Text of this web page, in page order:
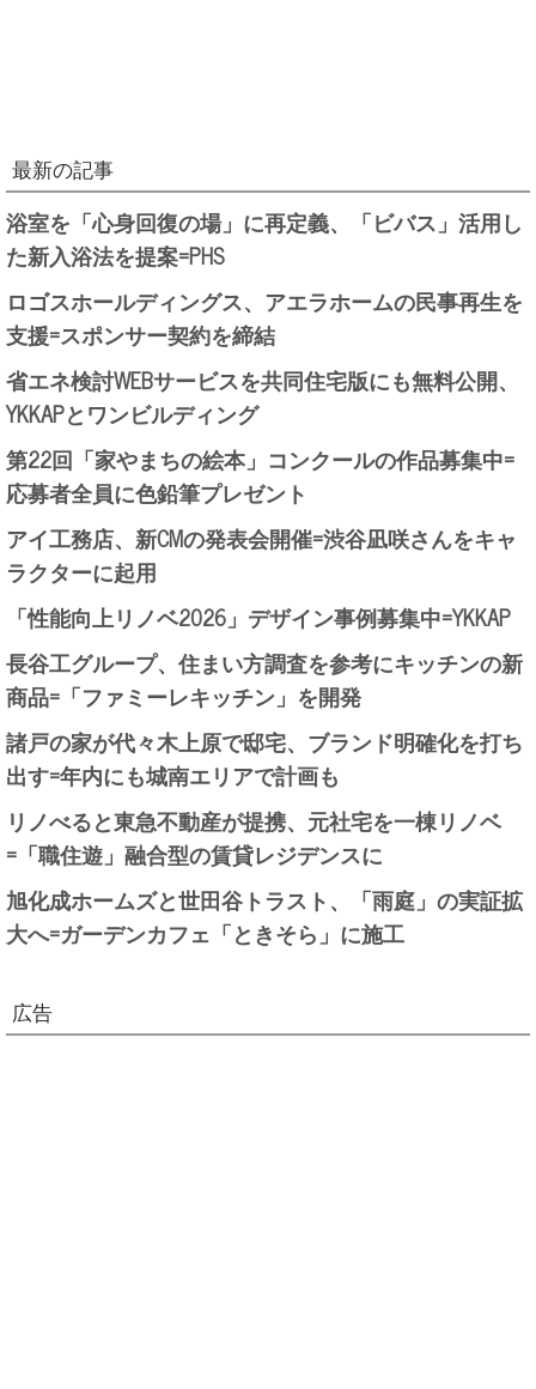
最新の記事
浴室を「心身回復の場」に再定義、「ビバス」活用し
た新入浴法を提案=PHS
ロゴスホールディングス、アエラホームの民事再生を
支援=スポンサー契約を締結
省エネ検討WEBサービスを共同住宅版にも無料公開、
YKKAPとワンビルディング
第22回「家やまちの絵本」コンクールの作品募集中=
応募者全員に色鉛筆プレゼント
アイ工務店、新CMの発表会開催=渋谷凪咲さんをキャ
ラクターに起用
「性能向上リノベ2026」デザイン事例募集中=YKKAP
長谷工グループ、住まい方調査を参考にキッチンの新
商品=「ファミーレキッチン」を開発
諸戸の家が代々木上原で邸宅、ブランド明確化を打ち
出す=年内にも城南エリアで計画も
リノべると東急不動産が提携、元社宅を一棟リノベ
=「職住遊」融合型の賃貸レジデンスに
旭化成ホームズと世田谷トラスト、「雨庭」の実証拡
大へ=ガーデンカフェ「ときそら」に施工
広告